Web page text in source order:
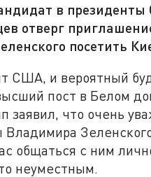
в
отверг
посетить
США, и вероятный
пост в Белом
заявил, что очень
Владимира
общаться с ним
неуместным.